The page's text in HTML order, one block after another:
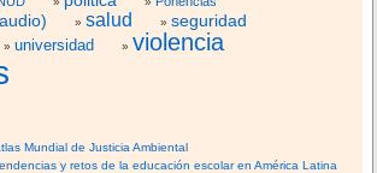
salud seguridad
universidad violencia
Mundial de Justicia Ambiental
y retos de la educación escolar en América Latina